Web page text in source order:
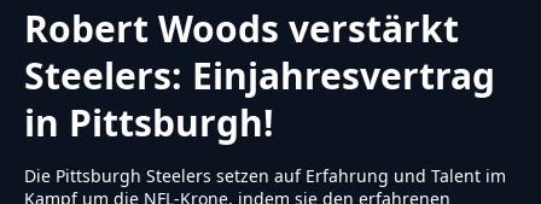
Robert Woods verstärkt
Steelers: Einjahresvertrag
in Pittsburgh!
Die Pittsburgh Steelers setzen auf Erfahrung und Talent im
Kampf um die NFL-Krone, indem sie den erfahrenen